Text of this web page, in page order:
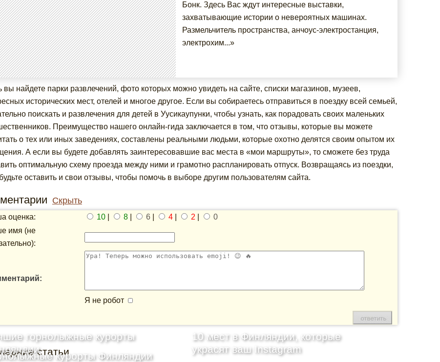
Бонк. Здесь Вас ждут интересные выставки,
захватывающие истории о невероятных машинах.
Размельчитель пространства, анчоус-электростанция,
электрохим...»
вы найдете парки развлечений, фото которых можно увидеть на сайте, списки магазинов, музеев,
исторических мест, отелей и многое другое. Если вы собираетесь отправиться в поездку всей семьей,
поискать и развлечения для детей в Уусикаупунки, чтобы узнать, как порадовать своих маленьких
Преимущество нашего онлайн-гида заключается в том, что отзывы, которые вы можете
о тех или иных заведениях, составлены реальными людьми, которые охотно делятся своим опытом их
А если вы будете добавлять заинтересовавшие вас места в «мои маршруты», то сможете без труда
оптимальную схему проезда между ними и грамотно распланировать отпуск. Возвращаясь из поездки,
оставить и свои отзывы, чтобы помочь в выборе другим пользователям сайта.
Скрыть
оценка: 10| 8| 6| 4| 2
0
имя (не
Я не робот
статьи
горнолыжные курорты
10 мест в Финляндии, которые
украсят ваш Instagram
курорты Финляндии